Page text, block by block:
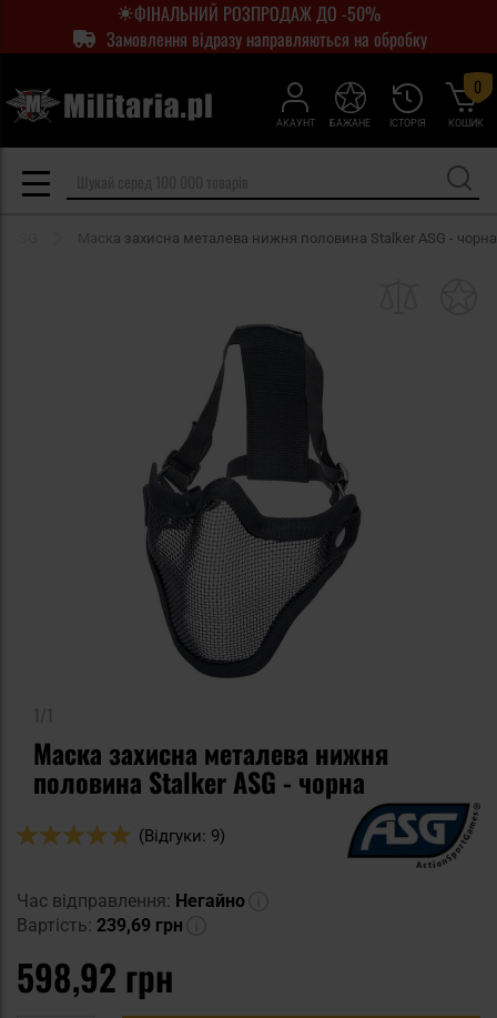
ФІНАЛЬНИЙ РОЗПРОДАЖ ДО -50%
Замовлення відразу направляються на обробку
АКАУНТ ІСТОРІЯ
БАЖАНЕ КОШИК
0
Маска захисна металева нижня половина Stalker ASG - чорна
Маска захисна металева нижня
половина Stalker ASG - чорна
Оцінка:
(Відгуки: 9)
Час відправлення: Негайно
Вартість: 239,69 грн
598,92 грн